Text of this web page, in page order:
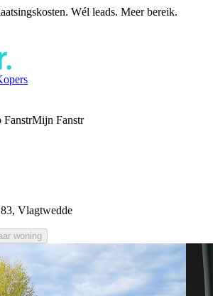
Wél leads. Meer bereik.
FanstrMijn Fanstr
Vlagtwedde
woning